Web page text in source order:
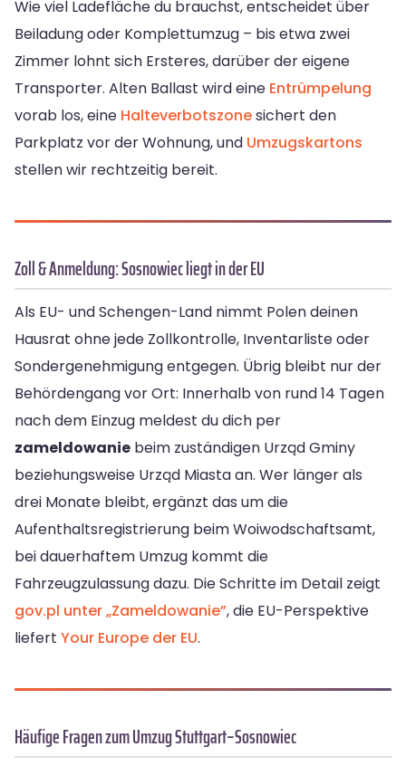
Wie viel Ladefläche du brauchst, entscheidet über
Beiladung oder Komplettumzug – bis etwa zwei
Zimmer lohnt sich Ersteres, darüber der eigene
Transporter. Alten Ballast wird eine Entrümpelung
vorab los, eine Halteverbotszonesichert den
Parkplatz vor der Wohnung, und Umzugskartons
stellen wir rechtzeitig bereit.
Zoll & Anmeldung: Sosnowiec liegt in der EU
Als EU- und Schengen-Land nimmt Polen deinen
Hausrat ohne jede Zollkontrolle, Inventarliste oder
Sondergenehmigung entgegen. Übrig bleibt nur der
Behördengang vor Ort: Innerhalb von rund 14 Tagen
nach dem Einzug meldest du dich per
zameldowanie beim zuständigen Urząd Gminy
beziehungsweise Urząd Miasta an. Wer länger als
drei Monate bleibt, ergänzt das um die
Aufenthaltsregistrierung beim Woiwodschaftsamt,
bei dauerhaftem Umzug kommt die
Fahrzeugzulassung dazu. Die Schritte im Detail zeigt
gov.pl unter „Zameldowanie”, die EU-Perspektive
liefert Your Europe der EU.
Häufige Fragen zum Umzug Stuttgart–Sosnowiec